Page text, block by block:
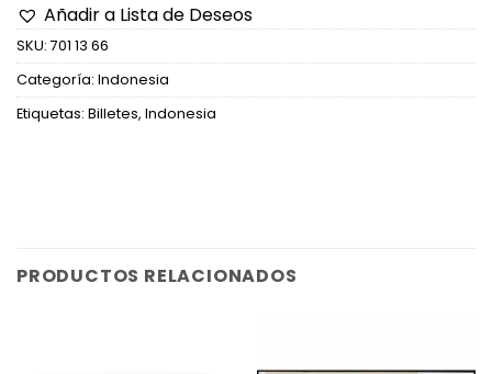
Añadir a Lista de Deseos
SKU: 701 13 66
Categoría: Indonesia
Etiquetas: Billetes, Indonesia
PRODUCTOS RELACIONADOS